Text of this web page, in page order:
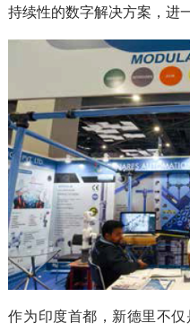
持续性的数字解决方案，进
作为印度首都，新德里不